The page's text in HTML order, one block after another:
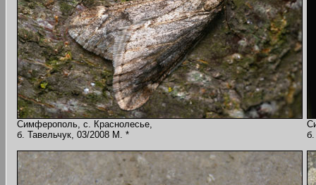
Симферополь, с. Краснолесье,
б. Тавельчук, 03/2008 M. *